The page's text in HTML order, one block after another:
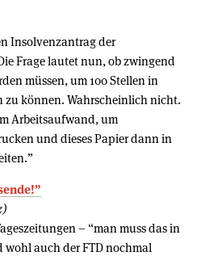
Insolvenzantrag der
Frage lautet nun, ob zwingend
müssen, um 100 Stellen in
zu können. Wahrscheinlich nicht.
Arbeitsaufwand, um
und dieses Papier dann in
– “man muss das in
wohl auch der FTD nochmal